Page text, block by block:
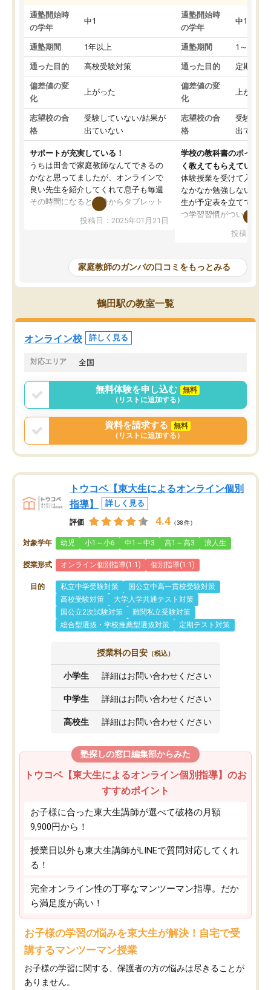
通塾開始時
の学年
中1
通塾期間 1年以上
通った目的 高校受験対策
偏差値の変
化
上がった
志望校の合
格
受験していない/結果が
出ていない
サポートが充実している！
うちは田舎で家庭教師なんてできるの
かなと思ってましたが、オンラインで
良い先生を紹介してくれて息子も毎週
その時間になると自分からタブレット
を開いてzoomを繋げるようになりまし
た！5科目なんでもOKなのもとても気
めて1年ほどだった今では平均点以上の
科目が増えてきました！あと1年受験ま
であるので無料の週末教室を使用しな
がら頑張って欲しいと思います！
投稿日：2025年01月21日
通塾開始時
の学年
中1
通塾期間 1～3ヵ月
通った目的 定期テス
偏差値の変
化
上がった
志望校の合
格
受験して
出ていな
学校の教科書のポイント
く教えてもらえている
体験授業を受けて入塾し
なかなか勉強しない息子
生が予定表を立ててくれ
つ学習習慣がついてきま
指導が無い日も予定表
問できるのでとても助か
投稿日：
家庭教師のガンバの口コミをもっとみる
鶴田駅の教室一覧
オンライン校 詳しく見る
対応エリア 全国
無料体験を申し込む
無料
（リストに追加する）
資料を請求する
無料
（リストに追加する）
トウコベ【東大生によるオンライン個別
指導】
詳しく見る
評価 4.4 （38件）
対象学年 幼児 小1～小6 中1～中3 高1～高3 浪人生
授業形式 オンライン個別指導(1:1) 個別指導(1:1)
目的 私立中学受験対策
国公立中高一貫校受験対策
高校受験対策
大学入学共通テスト対策
国公立2次試験対策
難関私立受験対策
総合型選抜・学校推薦型選抜対策
定期テスト対策
授業料の目安 （税込）
小学生 詳細はお問い合わせください
中学生 詳細はお問い合わせください
高校生 詳細はお問い合わせください
塾探しの窓口編集部からみた
トウコベ【東大生によるオンライン個別指導】のお
すすめポイント
お子様に合った東大生講師が選べて破格の月額
9,900円から！
授業日以外も東大生講師がLINEで質問対応してくれ
る！
完全オンライン性の丁寧なマンツーマン指導。だか
ら満足度が高い！
お子様の学習の悩みを東大生が解決！自宅で受
講するマンツーマン授業
お子様の学習に関する、保護者の方の悩みは尽きることが
ありません。